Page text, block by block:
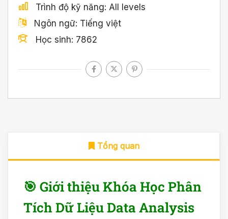
Tổng quan
🎯 Giới thiệu Khóa Học Phân
Tích Dữ Liệu Data Analysis
Trình độ kỹ năng All levels
Ngôn ngữ Tiếng việt
Học sinh 7862